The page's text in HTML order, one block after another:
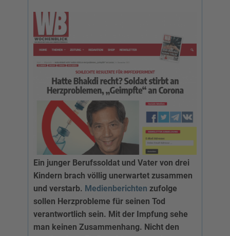
Ein junger Berufssoldat und Vater von drei
Kindern brach völlig unerwartet zusammen
und verstarb. Medienberichten zufolge
sollen Herzprobleme für seinen Tod
verantwortlich sein. Mit der Impfung sehe
man keinen Zusammenhang. Nicht den